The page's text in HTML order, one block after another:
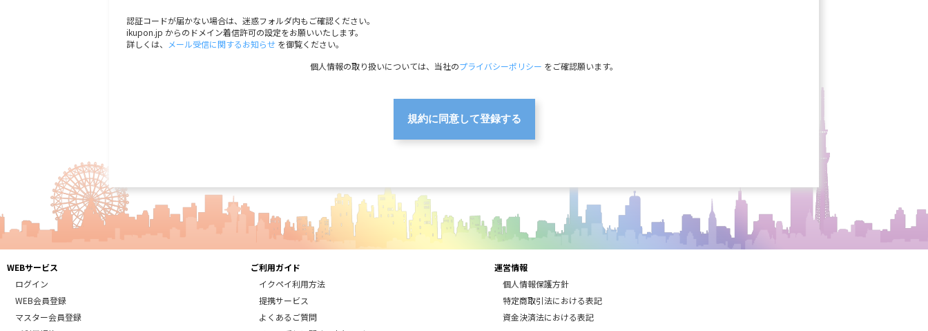
ができます。
第2条 (会員のお申し込み方法)
1.イクポンログインIDのお申し込み
(1)当社が運営するインターネット上のイクポンWebサイトhttp://www.ikupon.jp(以下「当社Webサイト」といいます)にてお申し込みください。
・申告した登録内容に虚偽、誤記または記入漏れがあったことが判明した場合
・過去にサービスの利用料金等の支払い債務の履行を遅延し、または支払いを拒絶したことがある場合
(3)会員登録が完了すると、会員は登録されたご自身のメールアドレスをイクポンログインIDとしてご利用いただけます。
(5)会員は、自己の責任においてイクポンログインID及びパスワードを管理・保管するものとし、これを第三者に利用させたり、貸与、譲渡、売買等をしてはならないものとします。
なお、イクポンログインID及びパスワードの管理不十分、使用上の過誤、第三者の使用による損害の責任は会員が負うものし、当社は一切の責任を負いません。
2.イクポンカードのお申し込み
(1)ポイントプログラム参加企業の店舗でのサービス等をご利用いただくには、当社がイクポンカードの発行を許諾した企業及び当社が運営する店舗で、当社が別途定める所定の方法
でお申し込みください。
会員登録が完了すると、会員証としてイクポンカードを発行いたします。
なお、18歳未満の方はお申し込みできません。
(2)以下のいずれかに該当する場合、当社は承諾しないことがあります。
・過去に本規約違反などにより強制退会させられていることが判明した場合
・過去にサービスの利用料金等の支払い債務の履行を遅延し、または支払いを拒絶したことがある場合
・その他当社が会員として不適切と判断した場合
認証コードが届かない場合は、迷惑フォルダ内もご確認ください。
ikupon.jp からのドメイン着信許可の設定をお願いいたします。
詳しくは、
メール受信に関するお知らせ を御覧ください。
個人情報の取り扱いについては、当社のプライバシーポリシー をご確認願います。
WEBサービス
ログイン
WEB会員登録
マスター会員登録
ご利用ガイド
イクペイ利用方法
提携サービス
よくあるご質問
運営情報
個人情報保護方針
特定商取引法における表記
資金決済法における表記